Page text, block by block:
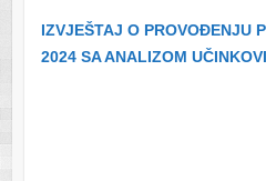
IZVJEŠTAJ O PROVOĐENJU
2024 SA ANALIZOM